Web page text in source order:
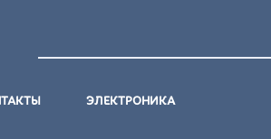
ЭЛЕКТРОНИКА